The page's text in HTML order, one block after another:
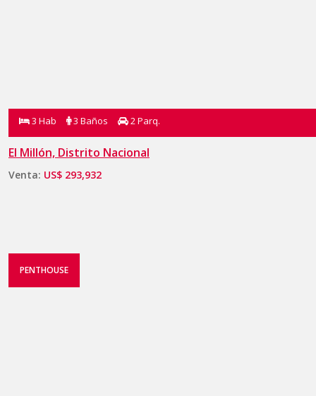
3 Hab 3 Baños 2 Parq.
El Millón, Distrito Nacional
Venta: US$ 293,932
PENTHOUSE